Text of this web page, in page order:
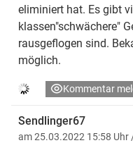
eliminiert hat. Es gibt
klassen"schwächere"
rausgeflogen sind.
möglich.
Kommentar
Sendlinger67
am 25.03.2022 15:58 Uhr